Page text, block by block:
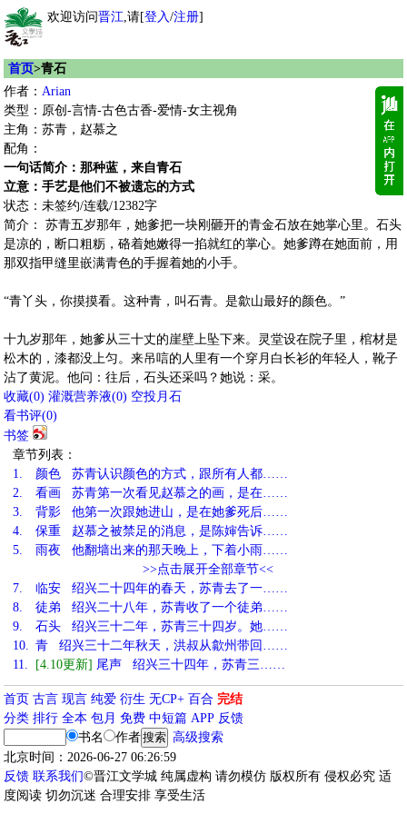
欢迎访问晋江,请[登入/注册]
首页>青石
作者： Arian
类型：原创-言情-古色古香-爱情-女主视角
主角：苏青，赵慕之
配角：
一句话简介：那种蓝，来自青石
立意：手艺是他们不被遗忘的方式
状态：未签约/连载/12382字
简介： 苏青五岁那年，她爹把一块刚砸开的青金石放在她掌心里。石头
是凉的，断口粗粝，硌着她嫩得一掐就红的掌心。她爹蹲在她面前，用
那双指甲缝里嵌满青色的手握着她的小手。
“青丫头，你摸摸看。这种青，叫石青。是歙山最好的颜色。”
十九岁那年，她爹从三十丈的崖壁上坠下来。灵堂设在院子里，棺材是
松木的，漆都没上匀。来吊唁的人里有一个穿月白长衫的年轻人，靴子
沾了黄泥。他问：往后，石头还采吗？她说：采。
收藏(0) 灌溉营养液(0) 空投月石
看书评(0)
书签
章节列表：
1.
颜色 苏青认识颜色的方式，跟所有人都……
2.
看画 苏青第一次看见赵慕之的画，是在……
3.
背影 他第一次跟她进山，是在她爹死后……
4.
保重 赵慕之被禁足的消息，是陈婶告诉……
5.
雨夜 他翻墙出来的那天晚上，下着小雨……
>>点击展开全部章节<<
7.
临安 绍兴二十四年的春天，苏青去了一……
8.
徒弟 绍兴二十八年，苏青收了一个徒弟……
9.
石头 绍兴三十二年，苏青三十四岁。她……
10. 青 绍兴三十二年秋天，洪叔从歙州带回……
11.
[4.10更新] 尾声 绍兴三十四年，苏青三……
首页 古言 现言 纯爱 衍生 无CP+ 百合 完结
分类 排行 全本 包月 免费 中短篇 APP 反馈
书名
作者
高级搜索
北京时间：2026-06-27 06:26:59
反馈 联系我们©晋江文学城 纯属虚构 请勿模仿 版权所有 侵权必究 适
度阅读 切勿沉迷 合理安排 享受生活